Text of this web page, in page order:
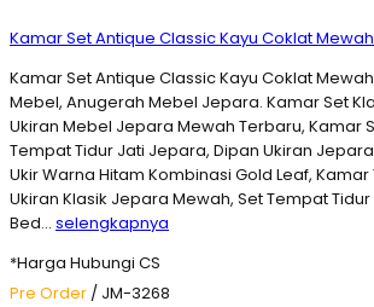
Kamar Set Antique Classic Kayu Coklat
Kamar Set Antique Classic Kayu Coklat
Mebel, Anugerah Mebel Jepara. Kamar Set
Ukiran Mebel Jepara Mewah Terbaru, Kamar
Tempat Tidur Jati Jepara, Dipan Ukiran
Ukir Warna Hitam Kombinasi Gold Leaf,
Ukiran Klasik Jepara Mewah, Set Tempat Tidur
Bed… selengkapnya
*Harga Hubungi CS
Pre Order / JM-3268